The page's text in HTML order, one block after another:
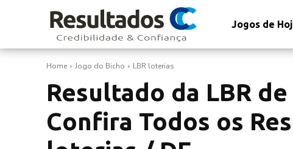
Jogos de
Home Jogo do Bicho LBR loterias
Resultado da LBR
Confira Todos os